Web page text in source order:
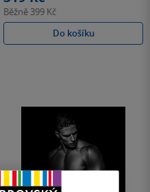
Běžně 399 Kč
Do košíku